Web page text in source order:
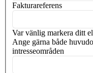
Fakturareferens
Var vänlig markera ditt
Ange gärna både
intresseområden